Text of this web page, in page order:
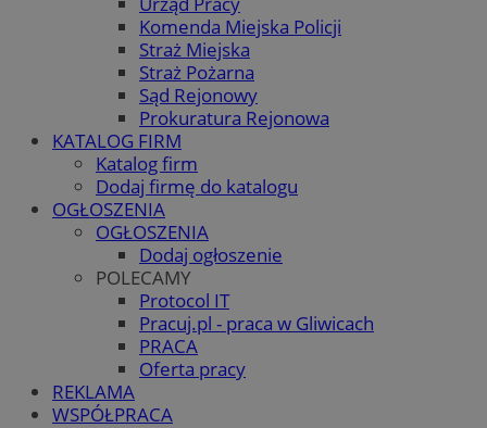
Komenda Miejska Policji
Straż Miejska
Straż Pożarna
Sąd Rejonowy
Prokuratura Rejonowa
KATALOG FIRM
Katalog firm
Dodaj firmę do katalogu
OGŁOSZENIA
OGŁOSZENIA
Dodaj ogłoszenie
POLECAMY
Protocol IT
Pracuj.pl - praca w Gliwicach
PRACA
Oferta pracy
REKLAMA
WSPÓŁPRACA